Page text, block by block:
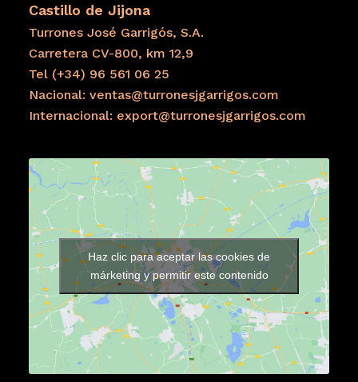
Castillo de Jijona
Turrones José Garrigós, S.A.
Carretera CV-800, km 12,9
Tel (+34) 96 561 06 25
Nacional: ventas@turronesjgarrigos.com
Internacional: export@turronesjgarrigos.com
Haz clic para aceptar las cookies de
márketing y permitir este contenido